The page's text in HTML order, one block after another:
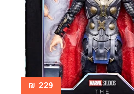
229
₪